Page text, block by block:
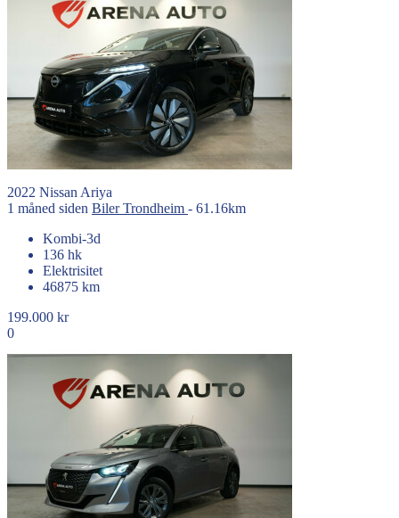
2022 Nissan Ariya
1 måned siden BilerTrondheim - 61.16km
Kombi-3d
136 hk
Elektrisitet
46875 km
199.000 kr
0